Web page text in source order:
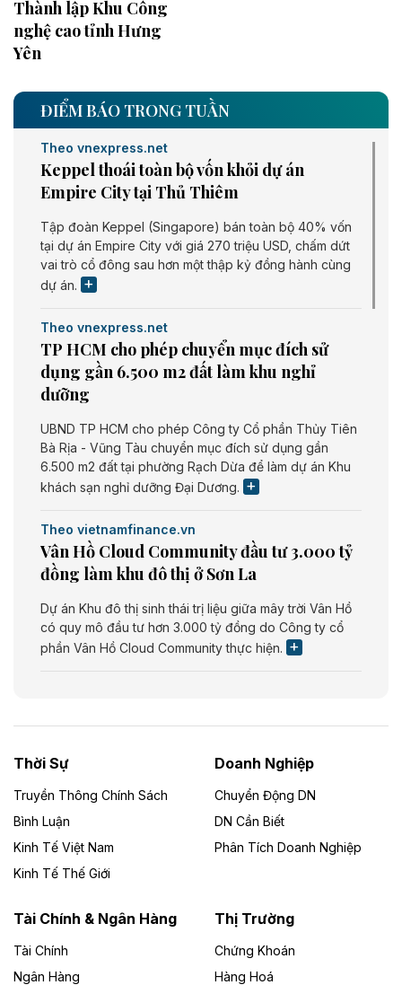
Thành lập Khu Công
nghệ cao tỉnh Hưng
Yên
ĐIỂM BÁO TRONG TUẦN
Theo vnexpress.net
Keppel thoái toàn bộ vốn khỏi dự án
Empire City tại Thủ Thiêm
Tập đoàn Keppel (Singapore) bán toàn bộ 40% vốn
tại dự án Empire City với giá 270 triệu USD, chấm dứt
vai trò cổ đông sau hơn một thập kỷ đồng hành cùng
dự án.
Theo vnexpress.net
TP HCM cho phép chuyển mục đích sử
dụng gần 6.500 m2 đất làm khu nghỉ
dưỡng
UBND TP HCM cho phép Công ty Cổ phần Thủy Tiên
Bà Rịa - Vũng Tàu chuyển mục đích sử dụng gần
6.500 m2 đất tại phường Rạch Dừa để làm dự án Khu
khách sạn nghỉ dưỡng Đại Dương.
Theo vietnamfinance.vn
Vân Hồ Cloud Community đầu tư 3.000 tỷ
đồng làm khu đô thị ở Sơn La
Dự án Khu đô thị sinh thái trị liệu giữa mây trời Vân Hồ
có quy mô đầu tư hơn 3.000 tỷ đồng do Công ty cổ
phần Vân Hồ Cloud Community thực hiện.
Dự án Nhà máy xử lý rác và phát điện Bắc Giang do
Công ty TNHH Năng lượng môi trường Bắc Giang làm
Theo vietnamfinance.vn
Đức Long Gia Lai mở rộng ‘hệ sinh thái’
Lai
Bốn doanh nghiệp có sự góp vốn của Công ty Cổ
phần Tập đoàn Đức Long Gia Lai (HoSE: DLG) được
Thời Sự
Truyền Thông Chính Sách
Bình Luận
Kinh Tế Việt Nam
Kinh Tế Thế Giới
Doanh Nghiệp
Chuyển Động DN
DN Cần Biết
Phân Tích Doanh Nghiệp
Tài Chính & Ngân Hàng
Tài Chính
Ngân Hàng
Thị Trường
Chứng Khoán
Hàng Hoá